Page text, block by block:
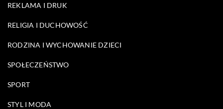
REKLAMA I DRUK
RELIGIA I DUCHOWOŚĆ
RODZINA I WYCHOWANIE DZIECI
SPOŁECZEŃSTWO
SPORT
STYL I MODA